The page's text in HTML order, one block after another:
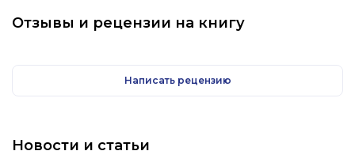
Второе издание книги существенно доработано
Отзывы и рецензии на книгу
Написать рецензию
Новости и статьи